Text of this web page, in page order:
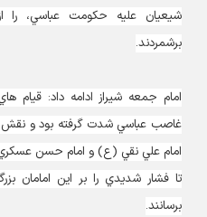
شيعيان عليه حكومت عباسي، را از
برشمردند.
امام جمعه شيراز ادامه داد: قيام
غاصب عباسي شدت گرفته بود و نقش
امام علي نقي (ع) و امام حسن
تا فشار شديدي را بر اين امامان
برسانند.